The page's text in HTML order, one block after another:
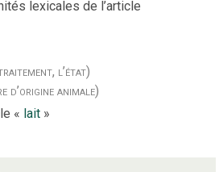
lexicales de l’article
l’état)
d’origine animale)
« lait »